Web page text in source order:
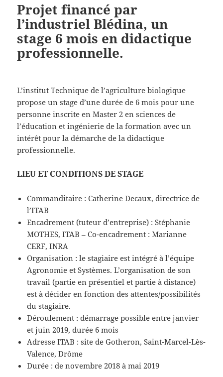
Projet financé par
l’industriel Blédina, un
stage 6 mois en didactique
professionnelle.
L’institut Technique de l’agriculture biologique
propose un stage d’une durée de 6 mois pour une
personne inscrite en Master 2 en sciences de
l’éducation et ingénierie de la formation avec un
intérêt pour la démarche de la didactique
professionnelle.
LIEU ET CONDITIONS DE STAGE
Commanditaire : Catherine Decaux, directrice de
l’ITAB
Encadrement (tuteur d’entreprise) : Stéphanie
MOTHES, ITAB – Co-encadrement : Marianne
CERF, INRA
Organisation : le stagiaire est intégré à l’équipe
Agronomie et Systèmes. L’organisation de son
travail (partie en présentiel et partie à distance)
est à décider en fonction des attentes/possibilités
du stagiaire.
Déroulement : démarrage possible entre janvier
et juin 2019, durée 6 mois
Adresse ITAB : site de Gotheron, Saint-Marcel-Lès-
Valence, Drôme
Durée : de novembre 2018 à mai 2019